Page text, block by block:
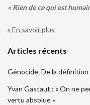
« Rien de ce qui est
» En savoir plus
Articles récents
Génocide. De la définition
Yvan Gastaut : « On ne
vertu absolue »